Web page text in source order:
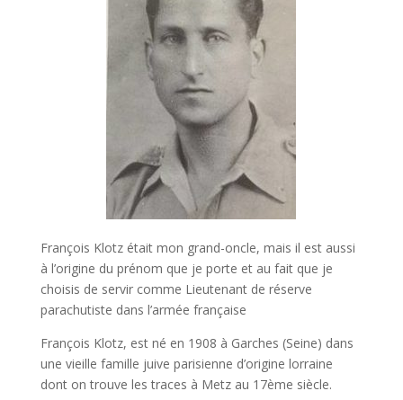
François Klotz était mon grand-oncle, mais il est aussi
à l’origine du prénom que je porte et au fait que je
choisis de servir comme Lieutenant de réserve
parachutiste dans l’armée française
François Klotz, est né en 1908 à Garches (Seine) dans
une vieille famille juive parisienne d’origine lorraine
dont on trouve les traces à Metz au 17ème siècle.